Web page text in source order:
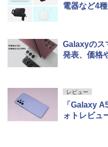
電器など4
Galaxyのス
発表、価格
レビュー
「Galaxy
ォトレビュ